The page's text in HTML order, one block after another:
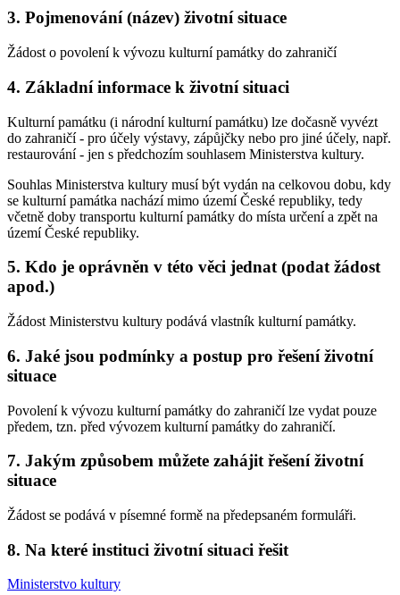
3. Pojmenování (název) životní situace
Žádost o povolení k vývozu kulturní památky do zahraničí
4. Základní informace k životní situaci
Kulturní památku (i národní kulturní památku) lze dočasně vyvézt
do zahraničí - pro účely výstavy, zápůjčky nebo pro jiné účely, např.
restaurování - jen s předchozím souhlasem Ministerstva kultury.
Souhlas Ministerstva kultury musí být vydán na celkovou dobu, kdy
se kulturní památka nachází mimo území České republiky, tedy
včetně doby transportu kulturní památky do místa určení a zpět na
území České republiky.
5. Kdo je oprávněn v této věci jednat (podat žádost
apod.)
Žádost Ministerstvu kultury podává vlastník kulturní památky.
6. Jaké jsou podmínky a postup pro řešení životní
situace
Povolení k vývozu kulturní památky do zahraničí lze vydat pouze
předem, tzn. před vývozem kulturní památky do zahraničí.
7. Jakým způsobem můžete zahájit řešení životní
situace
Žádost se podává v písemné formě na předepsaném formuláři.
8. Na které instituci životní situaci řešit
Ministerstvo kultury